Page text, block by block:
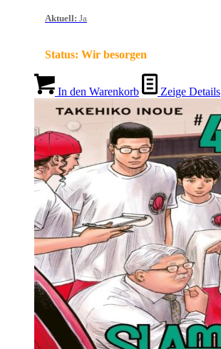
Aktuell: Ja
Status: Wir besorgen
In den Warenkorb Zeige Details